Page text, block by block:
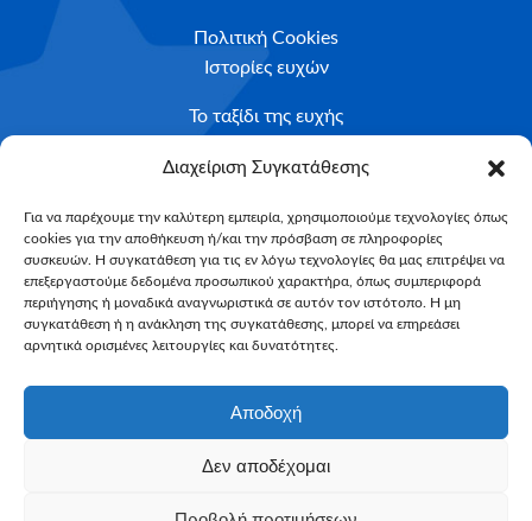
Διαχείριση Συγκατάθεσης
Για να παρέχουμε την καλύτερη εμπειρία, χρησιμοποιούμε τεχνολογίες όπως
cookies για την αποθήκευση ή/και την πρόσβαση σε πληροφορίες
συσκευών. Η συγκατάθεση για τις εν λόγω τεχνολογίες θα μας επιτρέψει να
επεξεργαστούμε δεδομένα προσωπικού χαρακτήρα, όπως συμπεριφορά
περιήγησης ή μοναδικά αναγνωριστικά σε αυτόν τον ιστότοπο. Η μη
συγκατάθεση ή η ανάκληση της συγκατάθεσης, μπορεί να επηρεάσει
αρνητικά ορισμένες λειτουργίες και δυνατότητες.
Αποδοχή
Δεν αποδέχομαι
Πολιτική Cookies
Ιστορίες ευχών
Το ταξίδι της ευχής
Κριτήρια Καταλληλότητας
Υποβολή Αιτήματος
NEWSLETTER
Email*